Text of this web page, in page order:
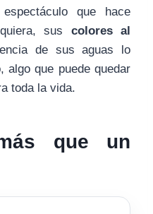
que hace
sus colores al
de sus aguas lo
algo que puede quedar
toda la vida.
que un